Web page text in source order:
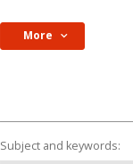
More
Subject and keywords: